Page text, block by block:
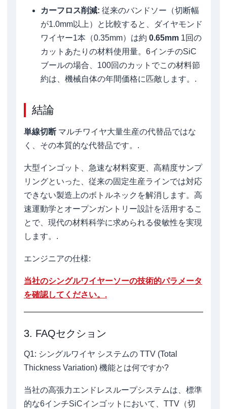
カーフロス削減: 従来のバンドソー（切断幅
が1.0mm以上）と比較すると、ダイヤモンド
ワイヤー1本（0.35mm）は約 0.65mm1回の
カットあたりの材料使用量。6インチのSiC
ブールの場合、100回のカットでこの材料節
約は、機械自体の年間価格に匹敵します。.
結論
単線切断 マルチワイヤ大量生産の代替品ではな
く、その本質的な代替品です。.
大型インゴット、急速な材料変更、高精度サンプ
リングといった、従来の固定生産ラインでは対応
できない製造上のボトルネックを解消します。高
速運動学とオープンガントリー設計を活用するこ
とで、現代の材料科学に求められる俊敏性を実現
します。.
エンジニアの仕様:
当社のシングルワイヤーソーの技術的パラメータ
を確認してください。.
3. FAQセクション
Q1: シングルワイヤ システムの TTV (Total
Thickness Variation) 機能とは何ですか?
当社の高張力エンドレスループシステムは、標準
的な6インチSiCインゴットにおいて、TTV（切